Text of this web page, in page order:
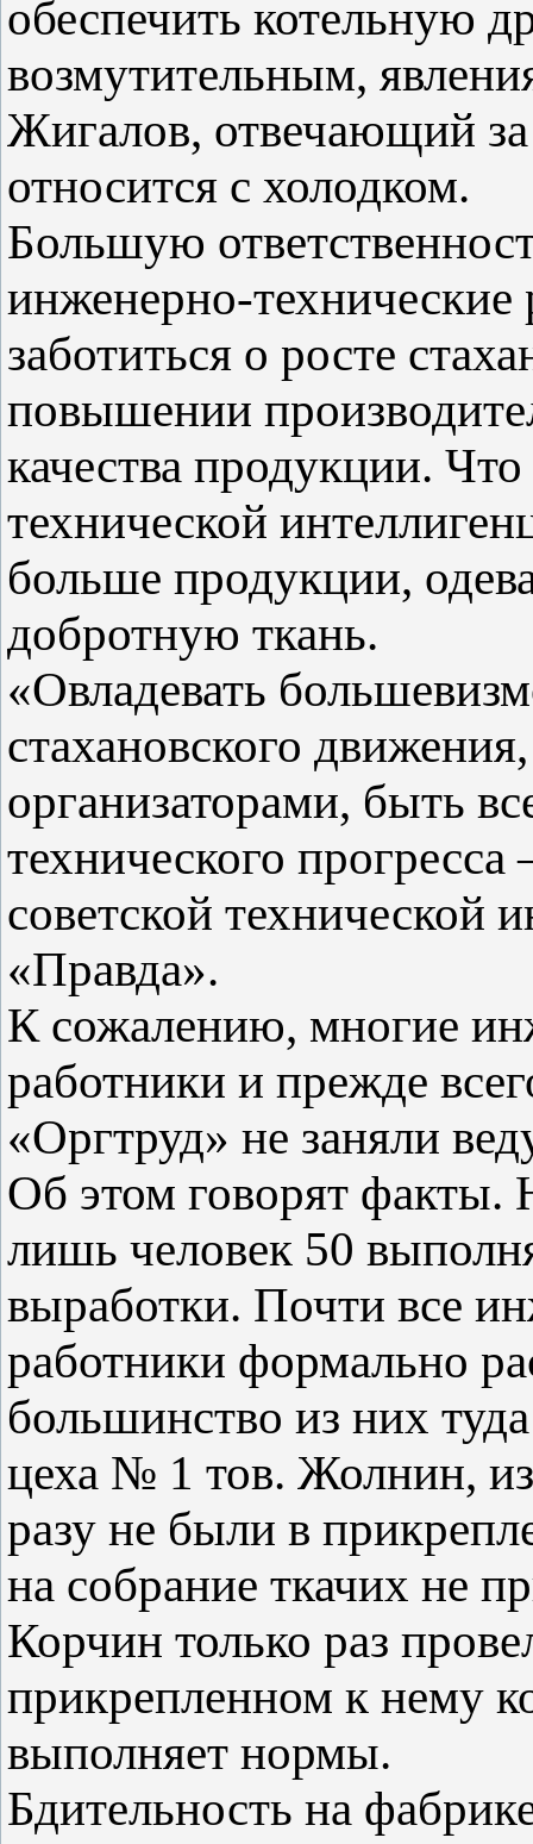
обеспечить котельную
возмутительным,
Жигалов, отвечающий
относится с холодком.
Большую
инженерно-технические
заботиться о росте
повышении
качества продукции.
технической
больше продукции,
добротную ткань.
«Овладевать
стахановского
организаторами, быть
технического
советской технической
«Правда».
К сожалению, многие
работники и прежде
«Oргтруд» не заняли
Об этом говорят факты.
лишь человек 50
выработки. Почти все
работники формально
большинство из них
цеха № 1 тов. Жолнин,
разу не были в
на собрание ткачих не
Корчин только раз
прикрепленном к нему
выполняет нормы.
Бдительность на